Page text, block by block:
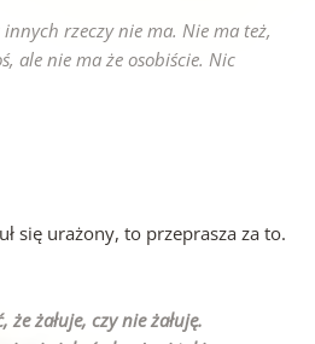
rzeczy nie ma. Nie ma też,
ale nie ma że osobiście. Nic
się urażony, to przeprasza za to.
żałuje, czy nie żałuję.